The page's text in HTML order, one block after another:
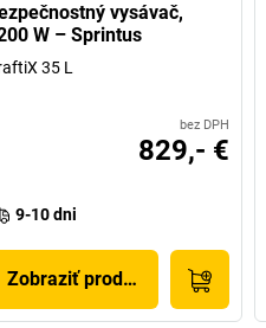
vysávač,
W – Sprintus
35 L
bez DPH
829,- €
9-10 dni
Zobraziť produkt